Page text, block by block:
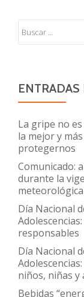
ENTRADAS
La gripe no
la mejor y
protegernos
Comunicado:
durante la
meteorológica
Día Nacional
responsables
Día Nacional
niños, niñas y
Bebidas